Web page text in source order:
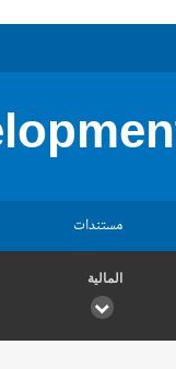
مستندات
المالية